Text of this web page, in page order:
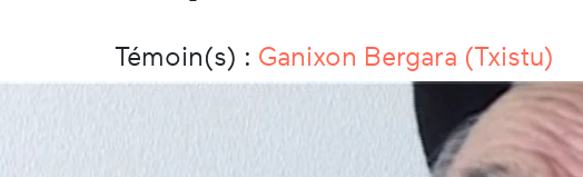
Témoin(s) : Ganixon Bergara (Txistu)